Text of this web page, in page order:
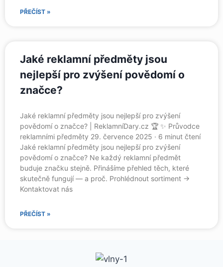
PŘEČÍST »
Jaké reklamní předměty jsou
nejlepší pro zvýšení povědomí o
značce?
Jaké reklamní předměty jsou nejlepší pro zvýšení
povědomí o značce? | ReklamníDary.cz 🏆 ✨ Průvodce
reklamními předměty 29. července 2025 · 6 minut čtení
Jaké reklamní předměty jsou nejlepší pro zvýšení
povědomí o značce? Ne každý reklamní předmět
buduje značku stejně. Přinášíme přehled těch, které
skutečně fungují — a proč. Prohlédnout sortiment →
Kontaktovat nás
PŘEČÍST »